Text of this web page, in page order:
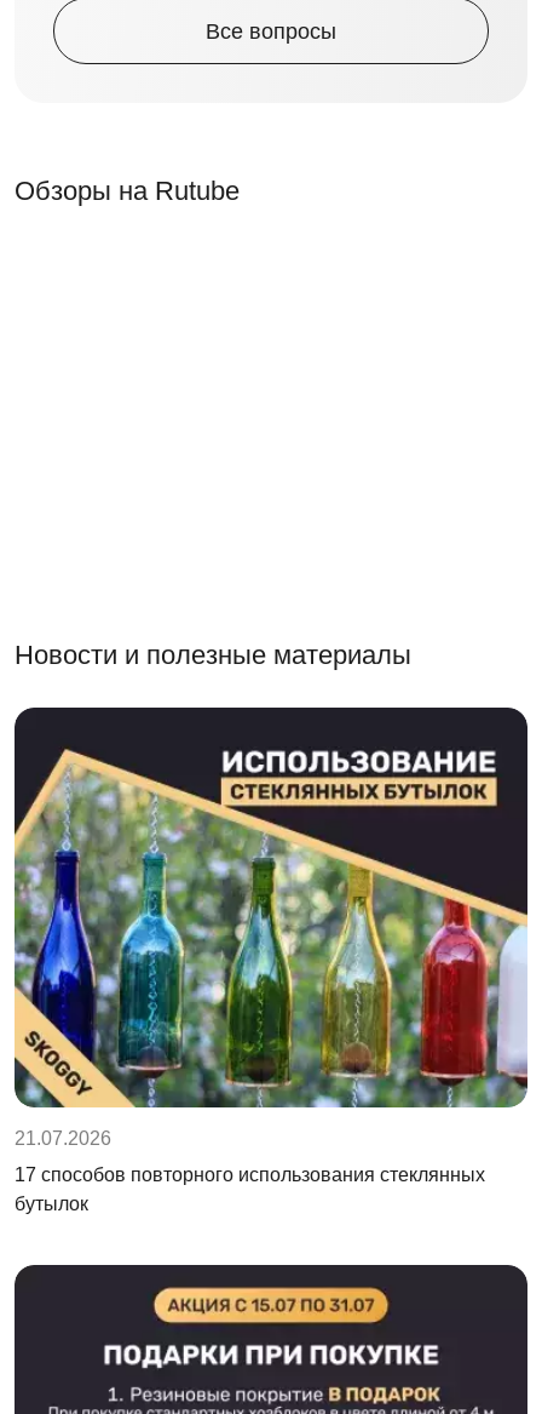
Все вопросы
Обзоры на Rutube
Новости и полезные материалы
21.07.2026
17 способов повторного использования стеклянных
бутылок